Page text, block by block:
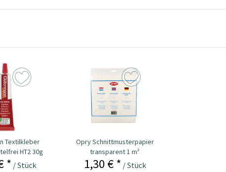
Textilkleber
HT2 30g
* / Stück
Opry Schnittmusterpapier
transparent 1 m²
1,30 € * / Stück